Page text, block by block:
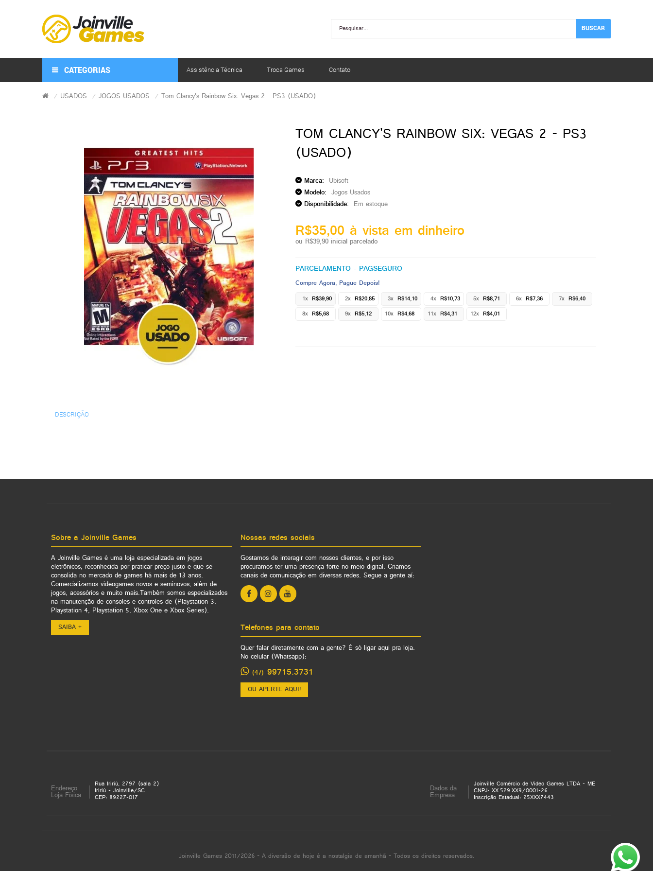
BUSCAR
CATEGORIAS Assistência Técnica Troca Games Contato
USADOS JOGOS USADOS Tom Clancy's Rainbow Six: Vegas 2 - PS3 (USADO)
TOM CLANCY'S RAINBOW SIX: VEGAS 2 - PS3
(USADO)
Marca: Ubisoft
Modelo: Jogos Usados
Disponibilidade: Em estoque
R$35,00 à vista em dinheiro
ou R$39,90 inicial parcelado
PARCELAMENTO - PAGSEGURO
Compre Agora, Pague Depois!
1x R$39,90 2x R$20,85 3x R$14,10 4x R$10,73 5x R$8,71 6x R$7,36 7x R$6,40
8x R$5,68 9x R$5,12 10x R$4,68 11x R$4,31 12x R$4,01
DESCRIÇÃO
Sobre a Joinville Games
A Joinville Games é uma loja especializada em jogos
eletrônicos, reconhecida por praticar preço justo e que se
consolida no mercado de games há mais de 13 anos.
Comercializamos videogames novos e seminovos, além de
jogos, acessórios e muito mais.Também somos especializados
na manutenção de consoles e controles de (Playstation 3,
Playstation 4, Playstation 5, Xbox One e Xbox Series).
SAIBA +
Nossas redes sociais
Gostamos de interagir com nossos clientes, e por isso
procuramos ter uma presença forte no meio digital. Criamos
canais de comunicação em diversas redes. Segue a gente aí:
Telefones para contato
Quer falar diretamente com a gente? É só ligar aqui pra loja.
No celular (Whatsapp):
(47) 99715.3731
OU APERTE AQUI!
Endereço
Loja Física
Rua Iririú, 2797 (sala 2)
Iririú - Joinville/SC
CEP: 89227-017
Dados da
Empresa
Joinville Comércio de Video Games LTDA - ME
CNPJ: XX.529.XX9/0001-26
Inscrição Estadual: 25XXX7443
Joinville Games 2011/2026 - A diversão de hoje é a nostalgia de amanhã - Todos os direitos reservados.